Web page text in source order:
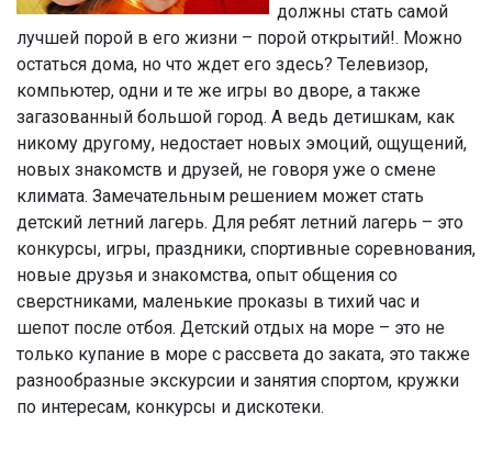
должны стать самой
лучшей порой в его жизни – порой открытий!. Можно
остаться дома, но что ждет его здесь? Телевизор,
компьютер, одни и те же игры во дворе, а также
загазованный большой город. А ведь детишкам, как
никому другому, недостает новых эмоций, ощущений,
новых знакомств и друзей, не говоря уже о смене
климата. Замечательным решением может стать
детский летний лагерь. Для ребят летний лагерь – это
конкурсы, игры, праздники, спортивные соревнования,
новые друзья и знакомства, опыт общения со
сверстниками, маленькие проказы в тихий час и
шепот после отбоя. Детский отдых на море – это не
только купание в море с рассвета до заката, это также
разнообразные экскурсии и занятия спортом, кружки
по интересам, конкурсы и дискотеки.